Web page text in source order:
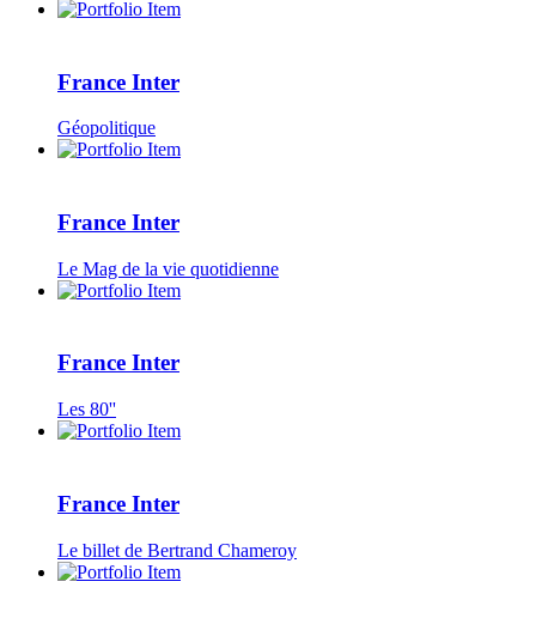
France Inter
Géopolitique
France Inter
Le Mag de la vie quotidienne
France Inter
Les 80''
France Inter
Le billet de Bertrand Chameroy